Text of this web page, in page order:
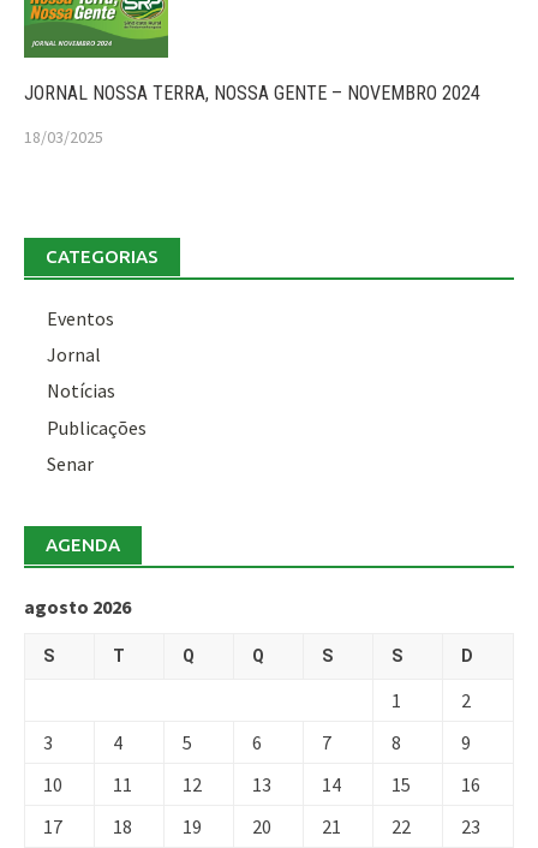
JORNAL NOSSA TERRA, NOSSA GENTE – NOVEMBRO 2024
18/03/2025
CATEGORIAS
Eventos
Jornal
Notícias
Publicações
Senar
AGENDA
agosto 2026
S T Q Q S S D
1
2
3
4 5 6 7 8
9
10
11 12 13 14 15
16
17
18 19 20 21 22
23